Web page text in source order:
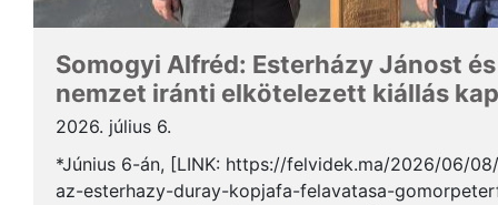
Somogyi Alfréd: Esterházy Jánost
nemzet iránti elkötelezett kiállás
2026. július 6.
*Június 6-án, [LINK: https://felvidek.ma/2026/06/
az-esterhazy-duray-kopjafa-felavatasa-